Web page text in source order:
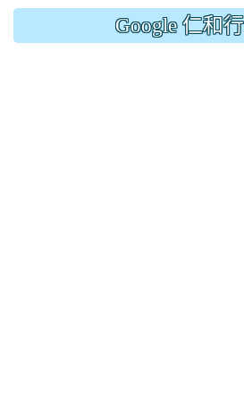
Google 仁和